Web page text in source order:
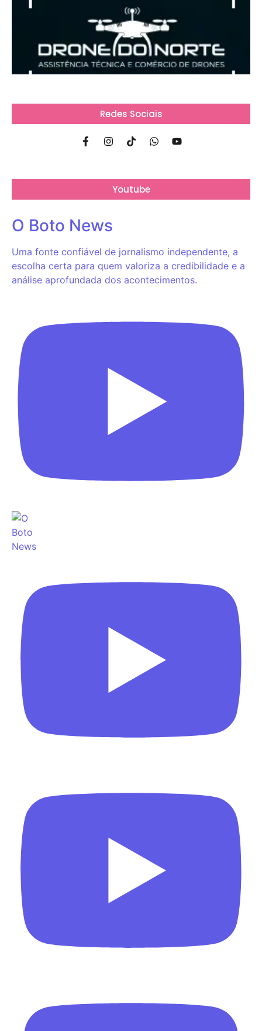
Redes Sociais
Youtube
O Boto News
Uma fonte confiável de jornalismo independente, a
escolha certa para quem valoriza a credibilidade e a
análise aprofundada dos acontecimentos.